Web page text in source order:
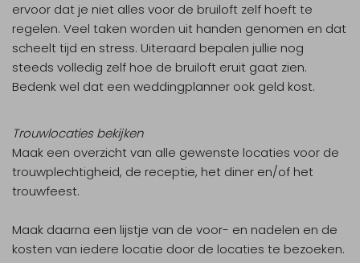
ervoor dat je niet alles voor de bruiloft zelf hoeft te
regelen. Veel taken worden uit handen genomen en dat
scheelt tijd en stress. Uiteraard bepalen jullie nog
steeds volledig zelf hoe de bruiloft eruit gaat zien.
Bedenk wel dat een weddingplanner ook geld kost.
Trouwlocaties bekijken
Maak een overzicht van alle gewenste locaties voor de
trouwplechtigheid, de receptie, het diner en/of het
trouwfeest.
Maak daarna een lijstje van de voor- en nadelen en de
kosten van iedere locatie door de locaties te bezoeken.